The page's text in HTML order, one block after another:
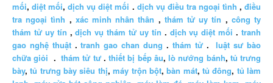
mối,diệt mối,dịch vụ diệt mối . dịch vụ điều tra ngoại tình ,điều
tra ngoại tình , xác minh nhân thân , thám tử uy tín , công ty
thám tử uy tín ,dịch vụ thám tử uy tín . dịch vụ diệt mối .tranh
gao nghệ thuật.tranh gao chan dung . thám tử.luật sư bào
chữa giỏi .thám tử tư.thiết bị bếp âu,lò nướng bánh, tủ trưng
bày,tủ trưng bày siêu thị,máy trộn bột,bàn mát, tủ đông, tủ làm